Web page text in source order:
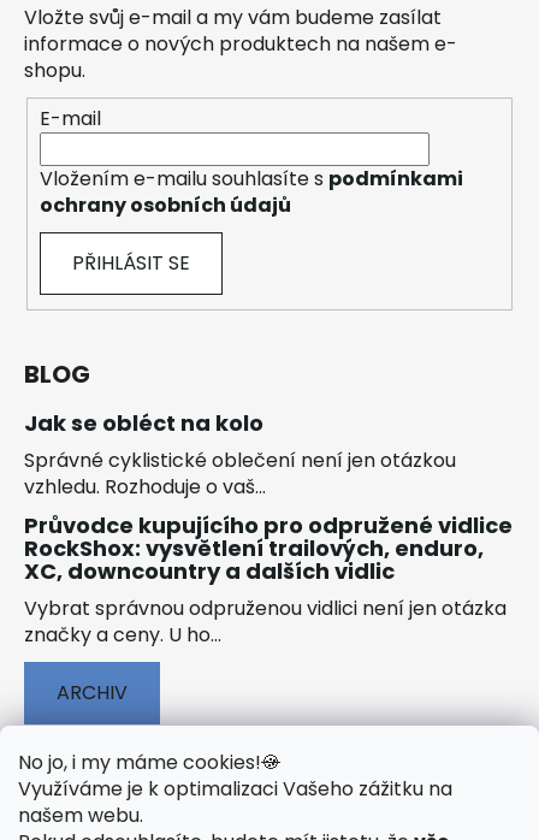
No jo, i my máme cookies!🍪
Využíváme je k optimalizaci Vašeho zážitku na
našem webu.
Vložte svůj e-mail a my vám budeme zasílat
informace o nových produktech na našem e-
shopu.
E-mail
Vložením e-mailu souhlasíte s podmínkami
ochrany osobních údajů
PŘIHLÁSIT SE
BLOG
Jak se obléct na kolo
Správné cyklistické oblečení není jen otázkou
vzhledu. Rozhoduje o vaš...
Průvodce kupujícího pro odpružené vidlice
RockShox: vysvětlení trailových, enduro,
XC, downcountry a dalších vidlic
Vybrat správnou odpruženou vidlici není jen otázka
značky a ceny. U ho...
ARCHIV
🟢 TECHNOLOGIE 🟢 O ELEKTROKOLECH